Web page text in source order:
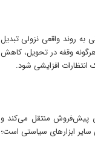
روند واقعی نزولی تبدیل
وقفه در تحویل، کاهش
افزایشی شود.
پیش‌فروش منتقل می‌کند و
سایر ابزارهای سیاستی است؛